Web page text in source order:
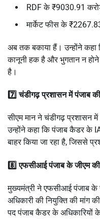
RDF के ₹9030.91
मार्केट फीस के
अब तक बकाया हैं। उन्होंने कहा
कानूनी हक है और भुगतान न होने
है।
7️⃣ चंडीगढ़ प्रशासन में पंजाब
सीएम मान ने चंडीगढ़ प्रशासन में
उन्होंने कहा कि पंजाब कैडर के
बाहर किया जा रहा है, जिससे
8️⃣ एफसीआई पंजाब के जीएम की
मुख्यमंत्री ने एफसीआई पंजाब
अधिकारी की नियुक्ति की मांग
पद पंजाब कैडर के अधिकारियों